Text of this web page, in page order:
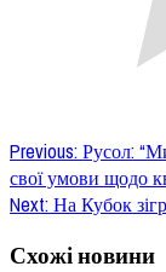
Post
navigation
Previous:Русол:
свої умови щодо
Next:На Кубок
Схожі новини